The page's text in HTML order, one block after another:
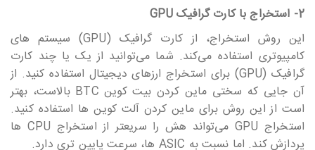
2- استخراج با کارت گرافیک GPU
این روش استخراج، از کارت گرافیک (GPU) سیستم های
کامپیوتری استفاده می‎‎‎‎‎‎‎کند. شما می‎‎‎‎‎‎‎توانید از یک یا چند کارت
گرافیک (GPU) برای استخراج ارزهای دیجیتال استفاده کنید. از
آن جایی که سختی ماین کردن بیت کوین BTC بالاست، بهتر
است از این روش برای ماین کردن آلت کوین ها استفاده کنید.
استخراج GPU می‎‎‎‎‎‎‎تواند هش را سریعتر از استخراج CPU ها
پردازش کند. اما نسبت به ASIC ها، سرعت پایین تری دارد.